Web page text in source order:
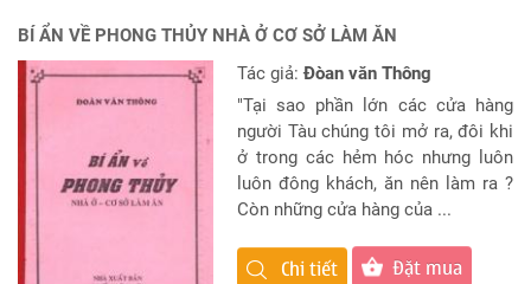
BÍ ẨN VỀ PHONG THỦY NHÀ Ở CƠ SỞ LÀM ĂN
Tác giả:Đòan văn Thông
"Tại sao phần lớn các cửa hàng
người Tàu chúng tôi mở ra, đôi khi
ở trong các hẻm hóc nhưng luôn
luôn đông khách, ăn nên làm ra ?
Còn những cửa hàng của ...
Chi tiết Đặt mua